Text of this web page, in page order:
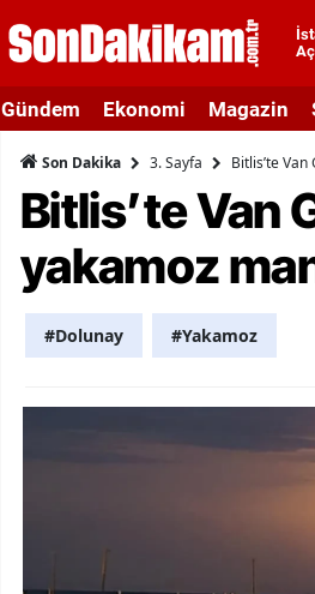
Gündem Ekonomi Magazin
Son Dakika 3. Sayfa Bitlis’te
Bitlis’te Van
yakamoz
#Dolunay #Yakamoz